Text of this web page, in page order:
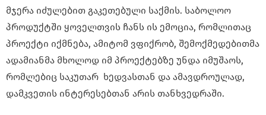
მჯერა იძულებით გაკეთებული საქმის. საბოლოო
პროდუქტში ყოველთვის ჩანს ის ემოცია, რომლითაც
პროექტი იქმნება, ამიტომ ვფიქრობ, შემოქმედებითმა
ადამიანმა მხოლოდ იმ პროექტებზე უნდა იმუშაოს,
რომლებიც საკუთარ ხედვასთან და ამავდროულად,
დამკვეთის ინტერესებთან არის თანხვედრაში.